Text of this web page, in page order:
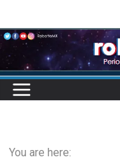
to
content
You are here: